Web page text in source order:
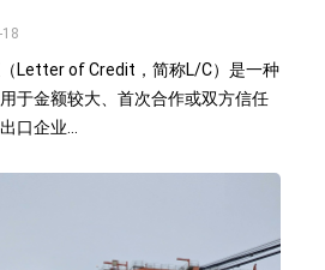
Letter of Credit，简称L/C）是一种
于金额较大、首次合作或双方信任
口企业...